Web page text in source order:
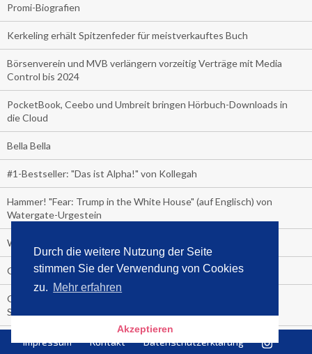
Durch die weitere Nutzung der Seite
stimmen Sie der Verwendung von Cookies
zu. Mehr erfahren
Akzeptieren
Promi-Biografien
Kerkeling erhält Spitzenfeder für meistverkauftes Buch
Börsenverein und MVB verlängern vorzeitig Verträge mit Media
Control bis 2024
PocketBook, Ceebo und Umbreit bringen Hörbuch-Downloads in
die Cloud
Bella Bella
#1-Bestseller: "Das ist Alpha!" von Kollegah
Hammer! "Fear: Trump in the White House" (auf Englisch) von
Watergate-Urgestein
Wie alt sind die TV-Zuschauer
Geisterfahrer auf Überholspur
Gegen Einsamkeit: Single-Haushalte schauen täglich fast 6
Stunden TV
Impressum Kontakt Datenschutzerklärung